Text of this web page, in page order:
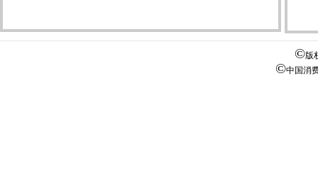
©版
©中国消